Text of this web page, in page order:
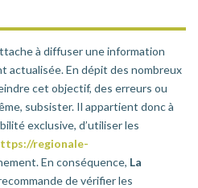
à diffuser une information
actualisée. En dépit des nombreux
cet objectif, des erreurs ou
subsister. Il appartient donc à
exclusive, d’utiliser les
regionale-
En conséquence, La
de vérifier les